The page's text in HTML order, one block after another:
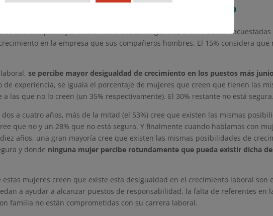
dentro de una empresa por género
una compañía y si existen diferencias de género, el 64% de las
en la empresa que sus compañeros hombres. El 15% considera que
se percibe mayor desigualdad de crecimiento en los puestos más
de experiencia, se iguala el porcentaje de mujeres que creen que tienen las
las que no lo creen (un 35% respectivamente). El 30% restante no está segura.
a cuatro años, más de la mitad (el 53%) cree que existen las mismas
que no y un 28% que no está segura. Y finalmente cuando hablamos con
años, una gran mayoría cree que existen las mismas posibilidades de
y donde ninguna mujer percibe rotundamente que pueda existir dicha
mujeres creen que existe esta desigualdad en el crecimiento laboral son
a ayudar a alcanzar puestos de responsabilidad, la falta de referentes en
familia no están comprometidas con su carrera laboral.